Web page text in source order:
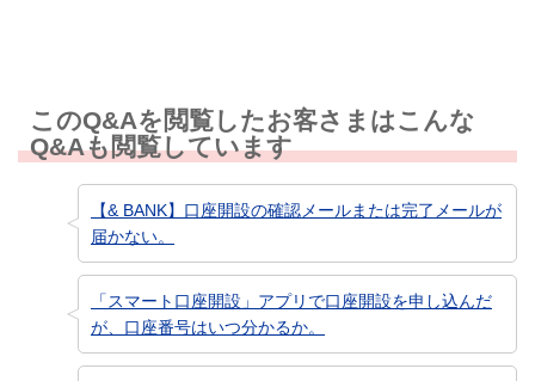
このQ&Aを閲覧したお客さまはこんな
Q&Aも閲覧しています
【& BANK】口座開設の確認メールまたは完了メールが
届かない。
「スマート口座開設」アプリで口座開設を申し込んだ
が、口座番号はいつ分かるか。